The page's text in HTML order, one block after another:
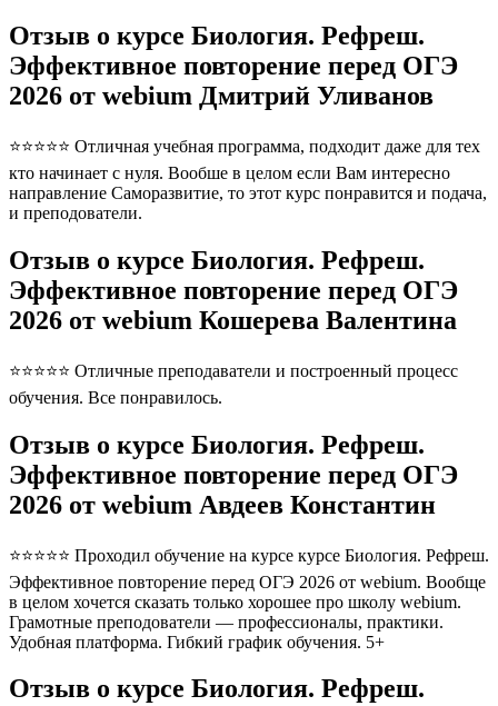
Отзыв о курсе Биология. Рефреш.
Эффективное повторение перед ОГЭ
2026 от webium Дмитрий Уливанов
⭐⭐⭐⭐⭐ Отличная учебная программа, подходит даже для тех
кто начинает с нуля. Вообше в целом если Вам интересно
направление Саморазвитие, то этот курс понравится и подача,
и преподователи.
Отзыв о курсе Биология. Рефреш.
Эффективное повторение перед ОГЭ
2026 от webium Кошерева Валентина
⭐⭐⭐⭐⭐ Отличные преподаватели и построенный процесс
обучения. Все понравилось.
Отзыв о курсе Биология. Рефреш.
Эффективное повторение перед ОГЭ
2026 от webium Авдеев Константин
⭐⭐⭐⭐⭐ Проходил обучение на курсе курсе Биология. Рефреш.
Эффективное повторение перед ОГЭ 2026 от webium. Вообще
в целом хочется сказать только хорошее про школу webium.
Грамотные преподователи — профессионалы, практики.
Удобная платформа. Гибкий график обучения. 5+
Отзыв о курсе Биология. Рефреш.